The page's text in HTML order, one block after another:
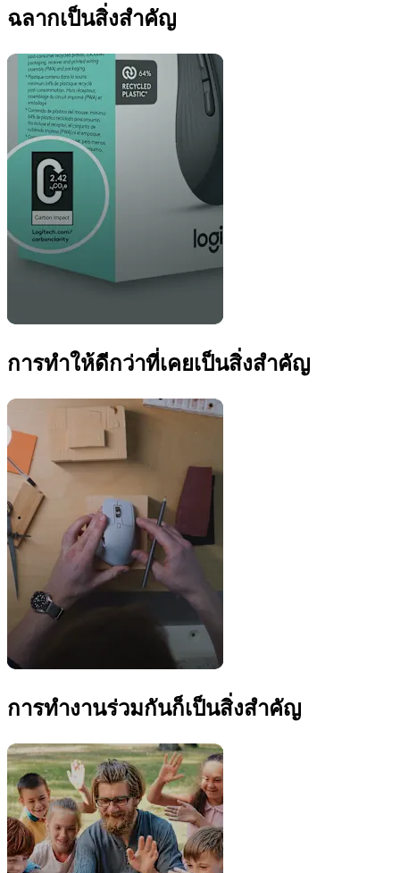
ฉลากเป็นสิ่งสำคัญ
การทำให้ดีกว่าที่เคยเป็นสิ่งสำคัญ
การทำงานร่วมกันก็เป็นสิ่งสำคัญ